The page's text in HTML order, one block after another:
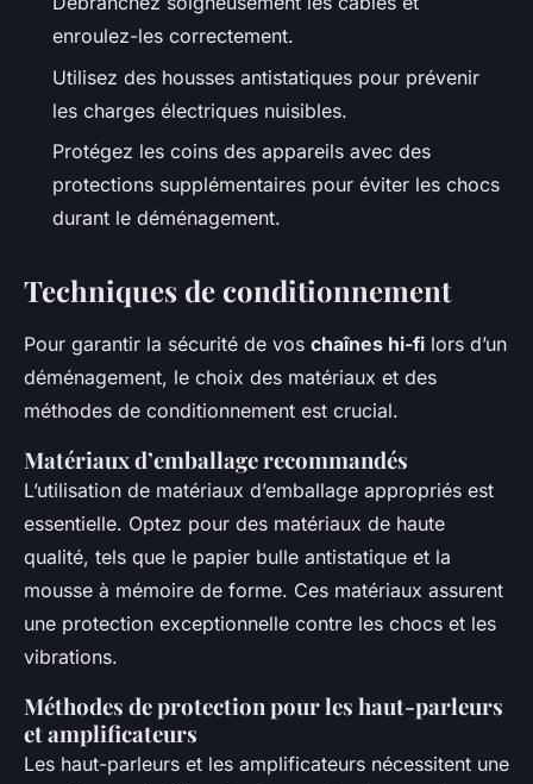
enroulez-les correctement.
Utilisez des housses antistatiques pour prévenir
les charges électriques nuisibles.
Protégez les coins des appareils avec des
protections supplémentaires pour éviter les chocs
durant le déménagement.
Techniques de conditionnement
Pour garantir la sécurité de vos chaînes hi-fi lors d’un
déménagement, le choix des matériaux et des
méthodes de conditionnement est crucial.
Matériaux d’emballage recommandés
L’utilisation de matériaux d’emballage appropriés est
essentielle. Optez pour des matériaux de haute
qualité, tels que le papier bulle antistatique et la
mousse à mémoire de forme. Ces matériaux assurent
une protection exceptionnelle contre les chocs et les
vibrations.
Méthodes de protection pour les haut-parleurs
et amplificateurs
Les haut-parleurs et les amplificateurs nécessitent une